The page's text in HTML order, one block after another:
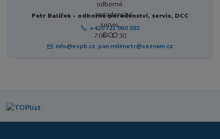
Petr Balíček - odborné poradenství, servis, DCC
+420 721 050 382
7:00 - 17:30
info@espb.cz, pan.milimetr@seznam.cz